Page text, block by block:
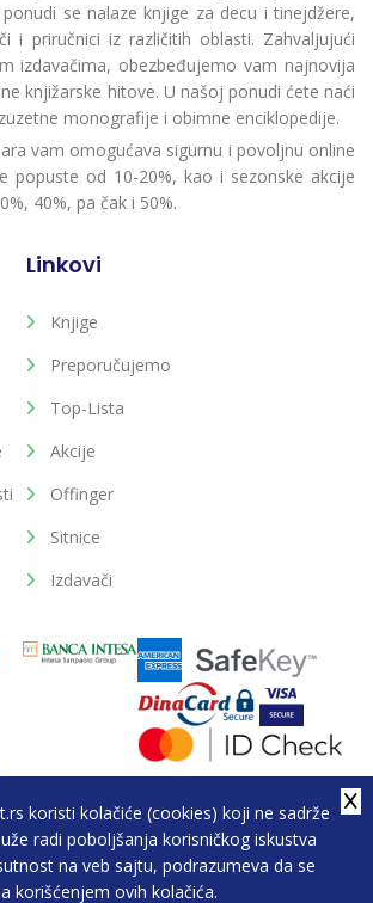
koristi kolačiće (cookies) koji ne sadrže
radi poboljšanja korisničkog iskustva
na veb sajtu, podrazumeva da se
korišćenjem ovih kolačića.
se nalaze knjige za decu i tinejdžere,
i priručnici iz različitih oblasti. Zahvaljujući
izdavačima, obezbeđujemo vam najnovija
knjižarske hitove. U našoj ponudi ćete naći
monografije i obimne enciklopedije.
vam omogućava sigurnu i povoljnu online
popuste od 10-20%, kao i sezonske akcije
40%, pa čak i 50%.
Linkovi
Knjige
Preporučujemo
Top-Lista
Akcije
Offinger
Sitnice
Izdavači
Reserved © Makart.rs - MAKART DOO
BEOGRAD), PIB: 105184104, MB: